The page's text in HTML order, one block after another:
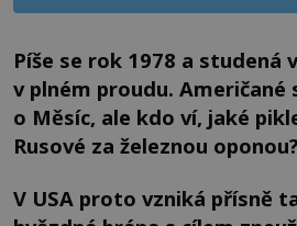
Píše se rok 1978 a studená
v plném proudu. Američané
o Měsíc, ale kdo ví, jaké
Rusové za železnou oponou?
V USA proto vzniká přísně